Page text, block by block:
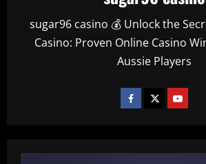
sugar96 casino 💰 Unlock the
Casino: Proven Online Casino
Aussie Players